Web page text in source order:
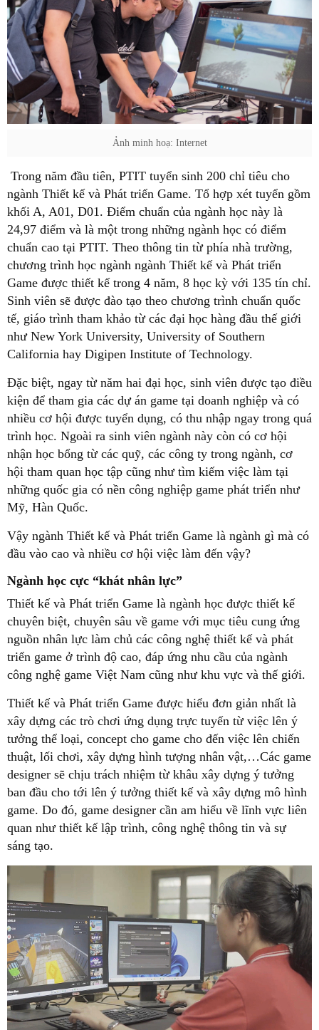
Ảnh minh hoạ: Internet
Trong năm đầu tiên, PTIT tuyển sinh 200 chỉ tiêu cho
ngành Thiết kế và Phát triển Game. Tổ hợp xét tuyển gồm
khối A, A01, D01. Điểm chuẩn của ngành học này là
24,97 điểm và là một trong những ngành học có điểm
chuẩn cao tại PTIT. Theo thông tin từ phía nhà trường,
chương trình học ngành ngành Thiết kế và Phát triển
Game được thiết kế trong 4 năm, 8 học kỳ với 135 tín chỉ.
Sinh viên sẽ được đào tạo theo chương trình chuẩn quốc
tế, giáo trình tham khảo từ các đại học hàng đầu thế giới
như New York University, University of Southern
California hay Digipen Institute of Technology.
Đặc biệt, ngay từ năm hai đại học, sinh viên được tạo điều
kiện để tham gia các dự án game tại doanh nghiệp và có
nhiều cơ hội được tuyển dụng, có thu nhập ngay trong quá
trình học. Ngoài ra sinh viên ngành này còn có cơ hội
nhận học bổng từ các quỹ, các công ty trong ngành, cơ
hội tham quan học tập cũng như tìm kiếm việc làm tại
những quốc gia có nền công nghiệp game phát triển như
Mỹ, Hàn Quốc.
Vậy ngành Thiết kế và Phát triển Game là ngành gì mà có
đầu vào cao và nhiều cơ hội việc làm đến vậy?
Ngành học cực “khát nhân lực”
Thiết kế và Phát triển Game là ngành học được thiết kế
chuyên biệt, chuyên sâu về game với mục tiêu cung ứng
nguồn nhân lực làm chủ các công nghệ thiết kế và phát
triển game ở trình độ cao, đáp ứng nhu cầu của ngành
công nghệ game Việt Nam cũng như khu vực và thế giới.
Thiết kế và Phát triển Game được hiểu đơn giản nhất là
xây dựng các trò chơi ứng dụng trực tuyến từ việc lên ý
tưởng thể loại, concept cho game cho đến việc lên chiến
thuật, lối chơi, xây dựng hình tượng nhân vật,…Các game
designer sẽ chịu trách nhiệm từ khâu xây dựng ý tưởng
ban đầu cho tới lên ý tưởng thiết kế và xây dựng mô hình
game. Do đó, game designer cần am hiểu về lĩnh vực liên
quan như thiết kế lập trình, công nghệ thông tin và sự
sáng tạo.